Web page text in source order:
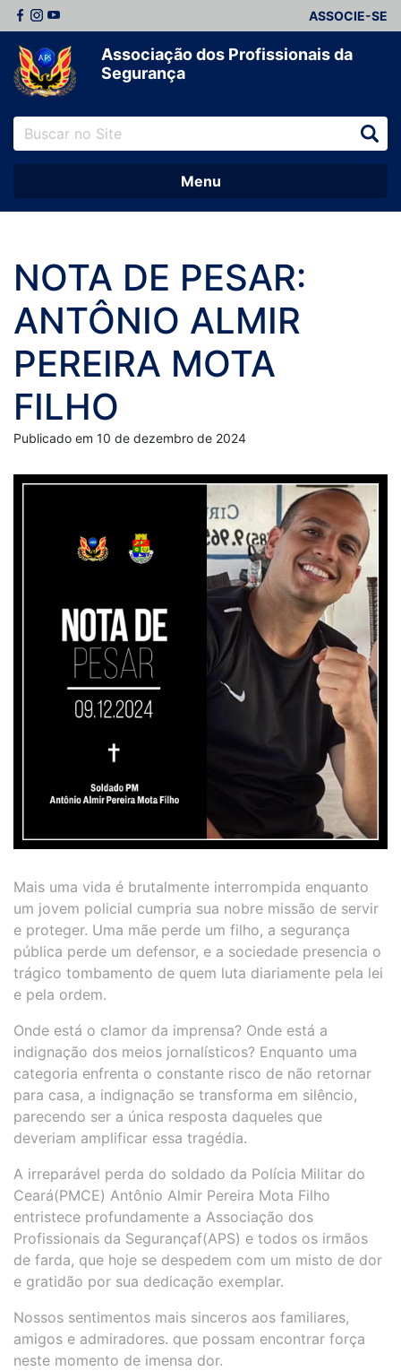
ASSOCIE-SE
Associação dos Profissionais da
Segurança
Menu
NOTA DE PESAR:
ANTÔNIO ALMIR
PEREIRA MOTA
FILHO
Publicado em 10 de dezembro de 2024
Mais uma vida é brutalmente interrompida enquanto
um jovem policial cumpria sua nobre missão de servir
e proteger. Uma mãe perde um filho, a segurança
pública perde um defensor, e a sociedade presencia o
trágico tombamento de quem luta diariamente pela lei
e pela ordem.
Onde está o clamor da imprensa? Onde está a
indignação dos meios jornalísticos? Enquanto uma
categoria enfrenta o constante risco de não retornar
para casa, a indignação se transforma em silêncio,
parecendo ser a única resposta daqueles que
deveriam amplificar essa tragédia.
A irreparável perda do soldado da Polícia Militar do
Ceará(PMCE) Antônio Almir Pereira Mota Filho
entristece profundamente a Associação dos
Profissionais da Segurançaf(APS) e todos os irmãos
de farda, que hoje se despedem com um misto de dor
e gratidão por sua dedicação exemplar.
Nossos sentimentos mais sinceros aos familiares,
amigos e admiradores. que possam encontrar força
neste momento de imensa dor.